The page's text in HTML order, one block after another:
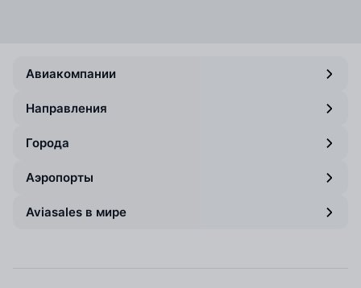
Авиакомпании
Направления
Города
Аэропорты
Aviasales в мире